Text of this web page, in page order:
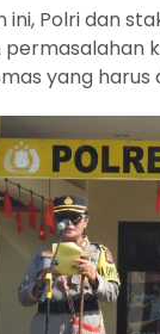
ini, Polri dan
yang harus